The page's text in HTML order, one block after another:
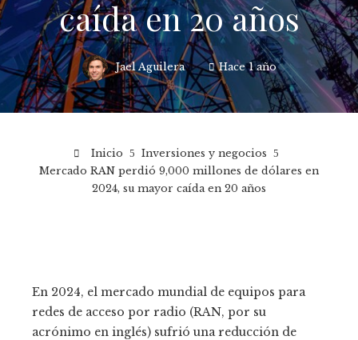
caída en 20 años
Jael Aguilera Hace 1 año
Inicio
Inversiones y negocios
Mercado RAN perdió 9,000 millones de dólares en
2024, su mayor caída en 20 años
En 2024, el mercado mundial de equipos para
redes de acceso por radio (RAN, por su
acrónimo en inglés) sufrió una reducción de